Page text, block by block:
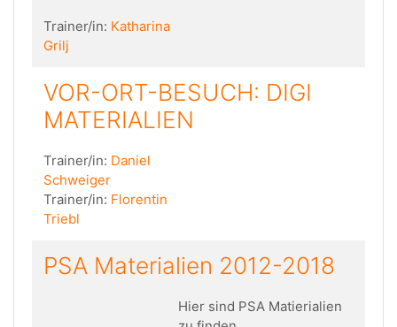
Trainer/in: Katharina
Grilj
VOR-ORT-BESUCH: DIGI
MATERIALIEN
Trainer/in: Daniel
Schweiger
Trainer/in: Florentin
Triebl
PSA Materialien 2012-2018
Hier sind PSA Matierialien